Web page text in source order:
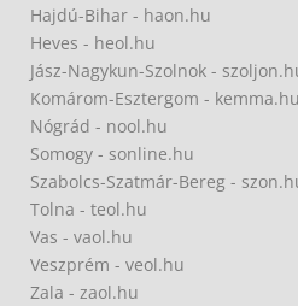
Hajdú-Bihar - haon.hu
Heves - heol.hu
Jász-Nagykun-Szolnok -
Komárom-Esztergom - kemma.hu
Nógrád - nool.hu
Somogy - sonline.hu
Szabolcs-Szatmár-Bereg -
Tolna - teol.hu
Vas - vaol.hu
Veszprém - veol.hu
Zala - zaol.hu